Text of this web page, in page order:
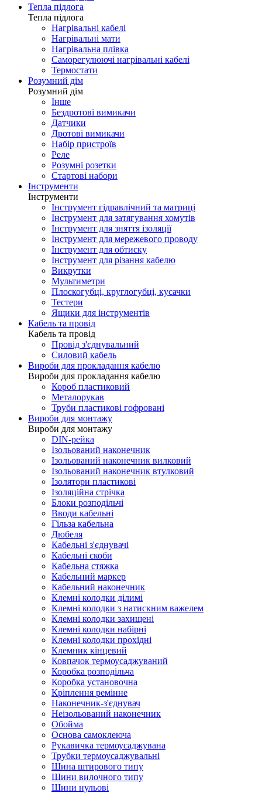
Тепла підлога
Тепла підлога
Нагрівальні кабелі
Нагрівальні мати
Нагрівальна плівка
Саморегулюючі нагрівальні кабелі
Термостати
Розумний дім
Розумний дім
Інше
Бездротові вимикачи
Датчики
Дротові вимикачи
Набір пристроїв
Реле
Розумні розетки
Стартові набори
Інструменти
Інструменти
Інструмент гідравлічний та матриці
Інструмент для затягування хомутів
Інструмент для зняття ізоляції
Інструмент для мережевого проводу
Інструмент для обтиску
Інструмент для різання кабелю
Викрутки
Мультиметри
Плоскогубці, круглогубці, кусачки
Тестери
Ящики для інструментів
Кабель та провід
Кабель та провід
Провід з'єднувальний
Силовий кабель
Вироби для прокладання кабелю
Вироби для прокладання кабелю
Короб пластиковий
Металорукав
Труби пластикові гофровані
Вироби для монтажу
Вироби для монтажу
DIN-рейка
Ізольований наконечник
Ізольований наконечник вилковий
Ізольований наконечник втулковий
Ізолятори пластикові
Ізоляційна стрічка
Блоки розподільчі
Вводи кабельні
Гільза кабельна
Дюбеля
Кабельнi з'єднувачi
Кабельні скоби
Кабельна стяжка
Кабельний маркер
Кабельний наконечник
Клемні колодки ділимі
Клемні колодки з натискним важелем
Клемні колодки захищені
Клемні колодки набірні
Клемні колодки прохідні
Клемник кінцевий
Ковпачок термоусаджуваний
Коробка розподільча
Коробка установочна
Кріплення ремінне
Наконечник-з'єднувач
Неізольований наконечник
Обойма
Основа самоклеюча
Рукавичка термоусаджувана
Трубки термоусаджувальні
Шина штирового типу
Шини вилочного типу
Шини нульові